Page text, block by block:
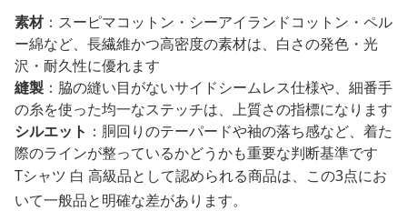
素材：スーピマコットン・シーアイランドコットン・ペル
ー綿など、長繊維かつ高密度の素材は、白さの発色・光
沢・耐久性に優れます
縫製 ：脇の縫い目がないサイドシームレス仕様や、細番手
の糸を使った均一なステッチは、上質さの指標になります
シルエット ：胴回りのテーパードや袖の落ち感など、着た
際のラインが整っているかどうかも重要な判断基準です
Tシャツ 白 高級品として認められる商品は、この3点にお
いて一般品と明確な差があります。